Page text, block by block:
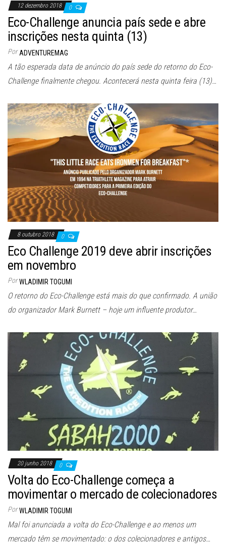
12 dezembro 2018 0
Eco-Challenge anuncia país sede e abre
inscrições nesta quinta (13)
Por ADVENTUREMAG
A tão esperada data de anúncio do país sede do retorno do Eco-
Challenge finalmente chegou. Acontecerá nesta quinta feira (13)…
8 outubro 2018 0
Eco Challenge 2019 deve abrir inscrições
em novembro
Por WLADIMIR TOGUMI
O retorno do Eco-Challenge está mais do que confirmado. A união
do organizador Mark Burnett – hoje um influente produtor…
20 junho 2018 0
Volta do Eco-Challenge começa a
movimentar o mercado de colecionadores
Por WLADIMIR TOGUMI
Mal foi anunciada a volta do Eco-Challenge e ao menos um
mercado têm se movimentado: o dos colecionadores e antigos…